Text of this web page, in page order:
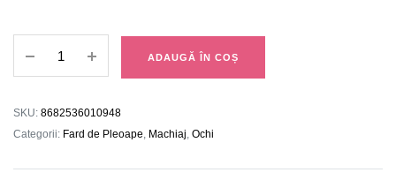
Fard
Good
Lids
002
ADAUGĂ ÎN COȘ
SKU: 8682536010948
Categorii: Fard de Pleoape Machiaj Ochi